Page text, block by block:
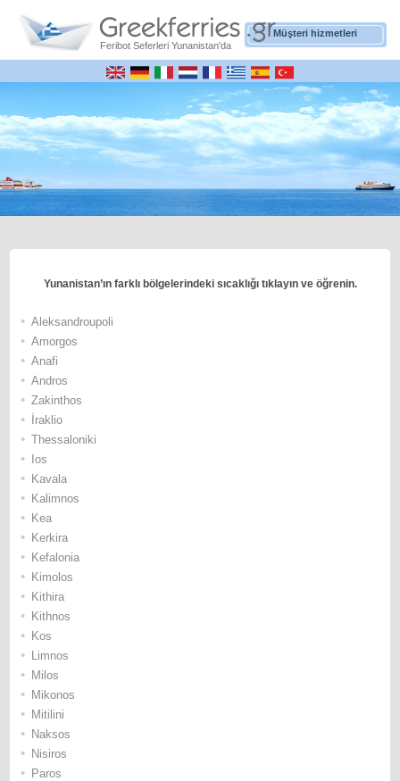
Feribot Seferleri Yunanistan'da
Müşteri hizmetleri
Yunanistan’ın farklı bölgelerindeki sıcaklığı tıklayın ve öğrenin.
• Αleksandroupoli
• Αmorgos
• Αnafi
• Andros
• Ζakinthos
• İraklio
• Thessaloniki
• Ios
• Κavala
• Κalimnos
• Κea
• Κerkira
• Κefalonia
• Κimolos
• Κithira
• Κithnos
• Κos
• Limnos
• Μilos
• Μikonos
• Μitilini
• Νaksos
• Νisiros
• Paros